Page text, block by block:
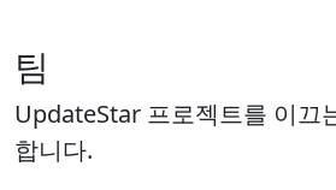
팀
UpdateStar 프로젝트를 이끄
합니다.